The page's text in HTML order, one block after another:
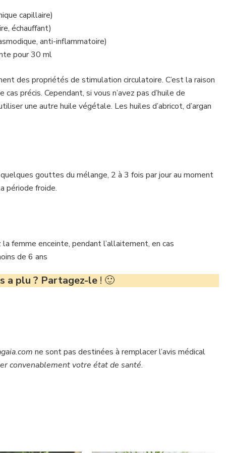
capillaire)
échauffant)
anti-inflammatoire)
pour 30 ml
des propriétés de stimulation circulatoire. C’est la raison
précis. Cependant, si vous n’avez pas d’huile de
une autre huile végétale. Les huiles d’abricot, d’argan
gouttes du mélange, 2 à 3 fois par jour au moment
période froide.
femme enceinte, pendant l’allaitement, en cas
de 6 ans
a plu ? Partagez-le! 🙂
ne sont pas destinées à remplacer l’avis médical
convenablement votre état de santé.